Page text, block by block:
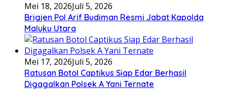
Mei 18, 2026Juli 5, 2026
Brigjen Pol Arif Budiman Resmi Jabat Kapolda
Maluku Utara
Mei 17, 2026Juli 5, 2026
Ratusan Botol Captikus Siap Edar Berhasil
Digagalkan Polsek A Yani Ternate